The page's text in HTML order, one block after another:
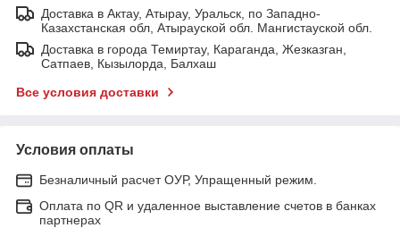
Доставка в Актау, Атырау, Уральск, по Западно-
Казахстанская обл, Атырауской обл. Мангистауской обл.
Доставка в города Темиртау, Караганда, Жезказган,
Сатпаев, Кызылорда, Балхаш
Все условия доставки
Условия оплаты
Безналичный расчет ОУР, Упращенный режим.
Оплата по QR и удаленное выставление счетов в банках
партнерах